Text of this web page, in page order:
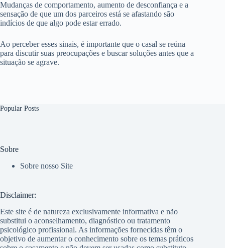
Mudanças de comportamento, aumento de desconfiança e a
sensação de que um dos parceiros está se afastando são
indícios de que algo pode estar errado.
Ao perceber esses sinais, é importante que o casal se reúna
para discutir suas preocupações e buscar soluções antes que a
situação se agrave.
Popular Posts
Sobre
Sobre nosso Site
Disclaimer:
Este site é de natureza exclusivamente informativa e não
substitui o aconselhamento, diagnóstico ou tratamento
psicológico profissional. As informações fornecidas têm o
objetivo de aumentar o conhecimento sobre os temas práticos